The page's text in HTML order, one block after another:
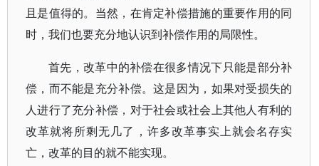
且是值得的。当然，在肯定补偿措施的重要作用的同
时，我们也要充分地认识到补偿作用的局限性。
首先，改革中的补偿在很多情况下只能是部分补
偿，而不能是充分补偿。这是因为，如果对受损失的
人进行了充分补偿，对于社会或社会上其他人有利的
改革就将所剩无几了，许多改革事实上就会名存实
亡，改革的目的就不能实现。